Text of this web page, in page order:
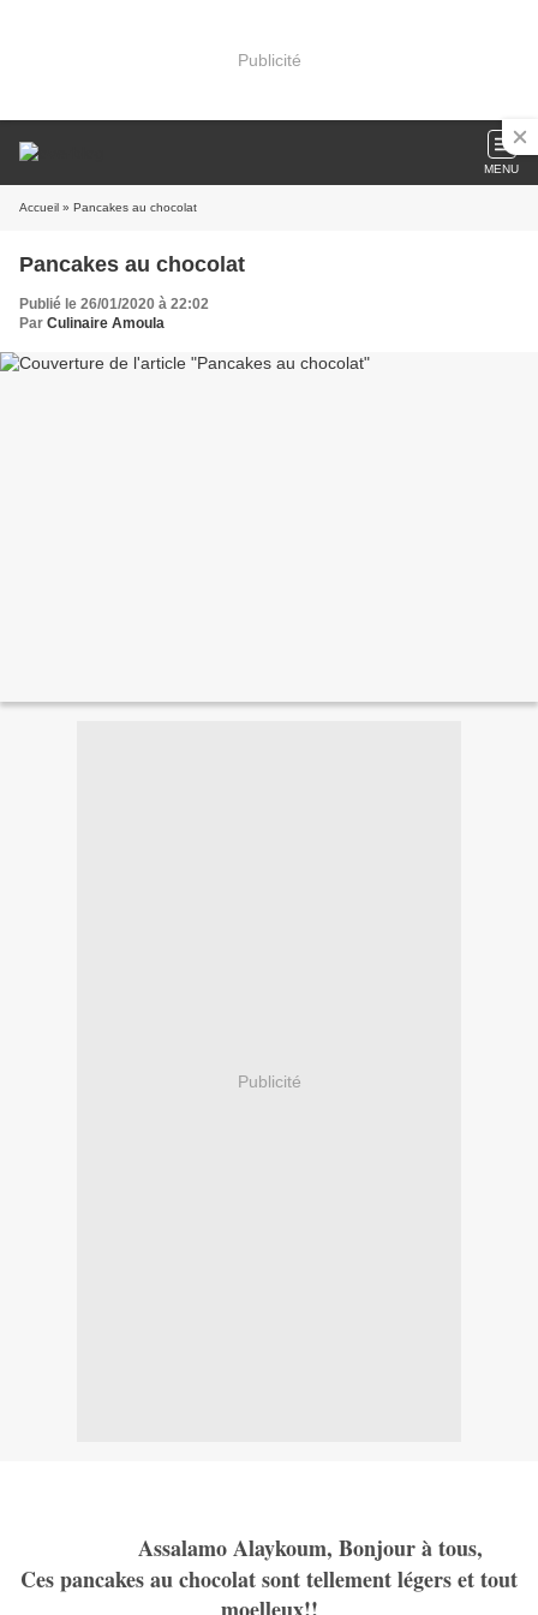
Publicité
MENU
Accueil » Pancakes au chocolat
Pancakes au chocolat
Publié le 26/01/2020 à 22:02
Par Culinaire Amoula
Publicité
Assalamo Alaykoum, Bonjour à tous,
Ces pancakes au chocolat sont tellement légers et tout